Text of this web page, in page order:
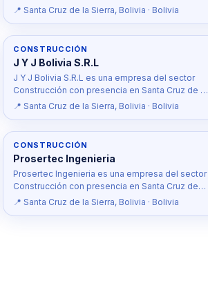
📍 Santa Cruz de la Sierra, Bolivia · Bolivia
CONSTRUCCIÓN
J Y J Bolivia S.R.L
J Y J Bolivia S.R.L es una empresa del sector
Construcción con presencia en Santa Cruz de …
📍 Santa Cruz de la Sierra, Bolivia · Bolivia
CONSTRUCCIÓN
Prosertec Ingenieria
Prosertec Ingenieria es una empresa del sector
Construcción con presencia en Santa Cruz de…
📍 Santa Cruz de la Sierra, Bolivia · Bolivia